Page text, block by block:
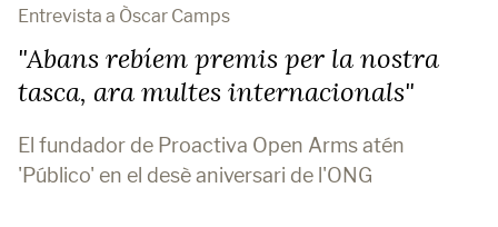
Entrevista a Òscar Camps
"Abans rebíem premis per la nostra
tasca, ara multes internacionals"
El fundador de Proactiva Open Arms atén
'Público' en el desè aniversari de l'ONG